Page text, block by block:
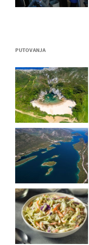
PUTOVANJA